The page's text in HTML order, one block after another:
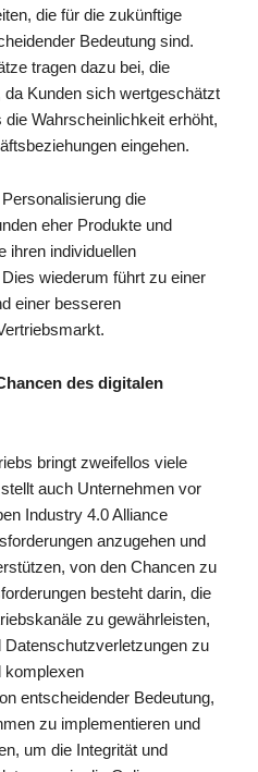
die für die zukünftige
Bedeutung sind.
tragen dazu bei, die
Kunden sich wertgeschätzt
Wahrscheinlichkeit erhöht,
eingehen.
die
eher Produkte und
ihren individuellen
wiederum führt zu einer
einer besseren
des digitalen
bringt zweifellos viele
auch Unternehmen vor
Industry 4.0 Alliance
anzugehen und
von den Chancen zu
besteht darin, die
zu gewährleisten,
zu
komplexen
entscheidender Bedeutung,
zu implementieren und
um die Integrität und